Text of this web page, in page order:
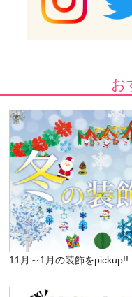
お
11月～1月の装飾をpickup!!